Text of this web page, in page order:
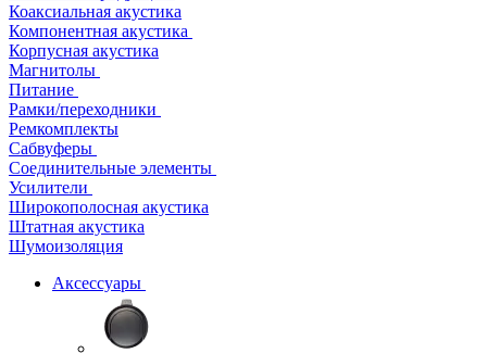
Коаксиальная акустика
Компонентная акустика
Корпусная акустика
Магнитолы
Питание
Рамки/переходники
Ремкомплекты
Сабвуферы
Соединительные элементы
Усилители
Широкополосная акустика
Штатная акустика
Шумоизоляция
Аксессуары